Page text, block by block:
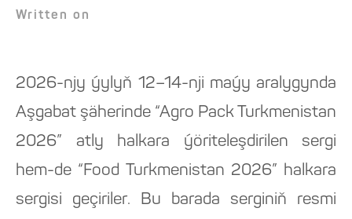
Written on
2026-njy ýylyň 12–14-nji maýy aralygynda
Aşgabat şäherinde “Agro Pack Turkmenistan
2026” atly halkara ýöriteleşdirilen sergi
hem-de “Food Turkmenistan 2026” halkara
sergisi geçiriler. Bu barada serginiň resmi